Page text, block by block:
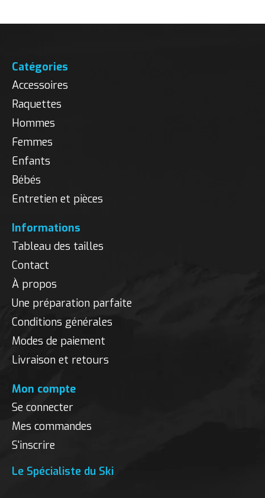
Catégories
Accessoires
Raquettes
Hommes
Femmes
Enfants
Bébés
Entretien et pièces
Informations
Tableau des tailles
Contact
À propos
Une préparation parfaite
Conditions générales
Modes de paiement
Livraison et retours
Mon compte
Se connecter
Mes commandes
S'inscrire
Le Spécialiste du Ski